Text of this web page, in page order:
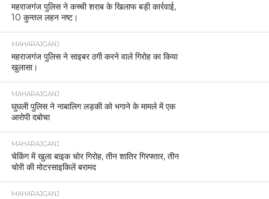
महराजगंज पुलिस ने कच्ची शराब के खिलाफ बड़ी कार्रवाई,
10 कुन्तल लहन नष्ट।
MAHARAJGANJ
महराजगंज पुलिस ने साइबर ठगी करने वाले गिरोह का किया
खुलासा।
MAHARAJGANJ
घुघली पुलिस ने नाबालिग लड़की को भगाने के मामले में एक
आरोपी दबोचा
MAHARAJGANJ
चेकिंग में खुला बाइक चोर गिरोह, तीन शातिर गिरफ्तार, तीन
चोरी की मोटरसाइकिलें बरामद
MAHARAJGANJ